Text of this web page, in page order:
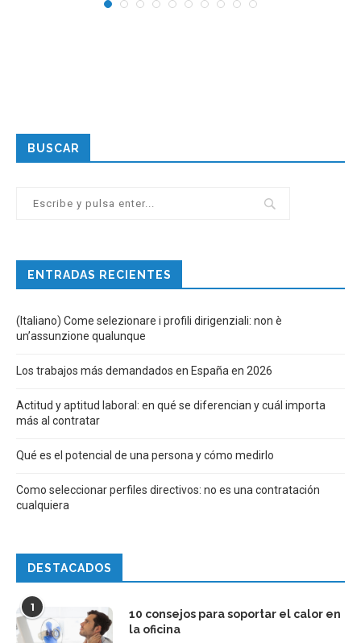
BUSCAR
ENTRADAS RECIENTES
(Italiano) Come selezionare i profili dirigenziali: non è
un’assunzione qualunque
Los trabajos más demandados en España en 2026
Actitud y aptitud laboral: en qué se diferencian y cuál importa
más al contratar
Qué es el potencial de una persona y cómo medirlo
Como seleccionar perfiles directivos: no es una contratación
cualquiera
DESTACADOS
1
10 consejos para soportar el calor en
la oficina